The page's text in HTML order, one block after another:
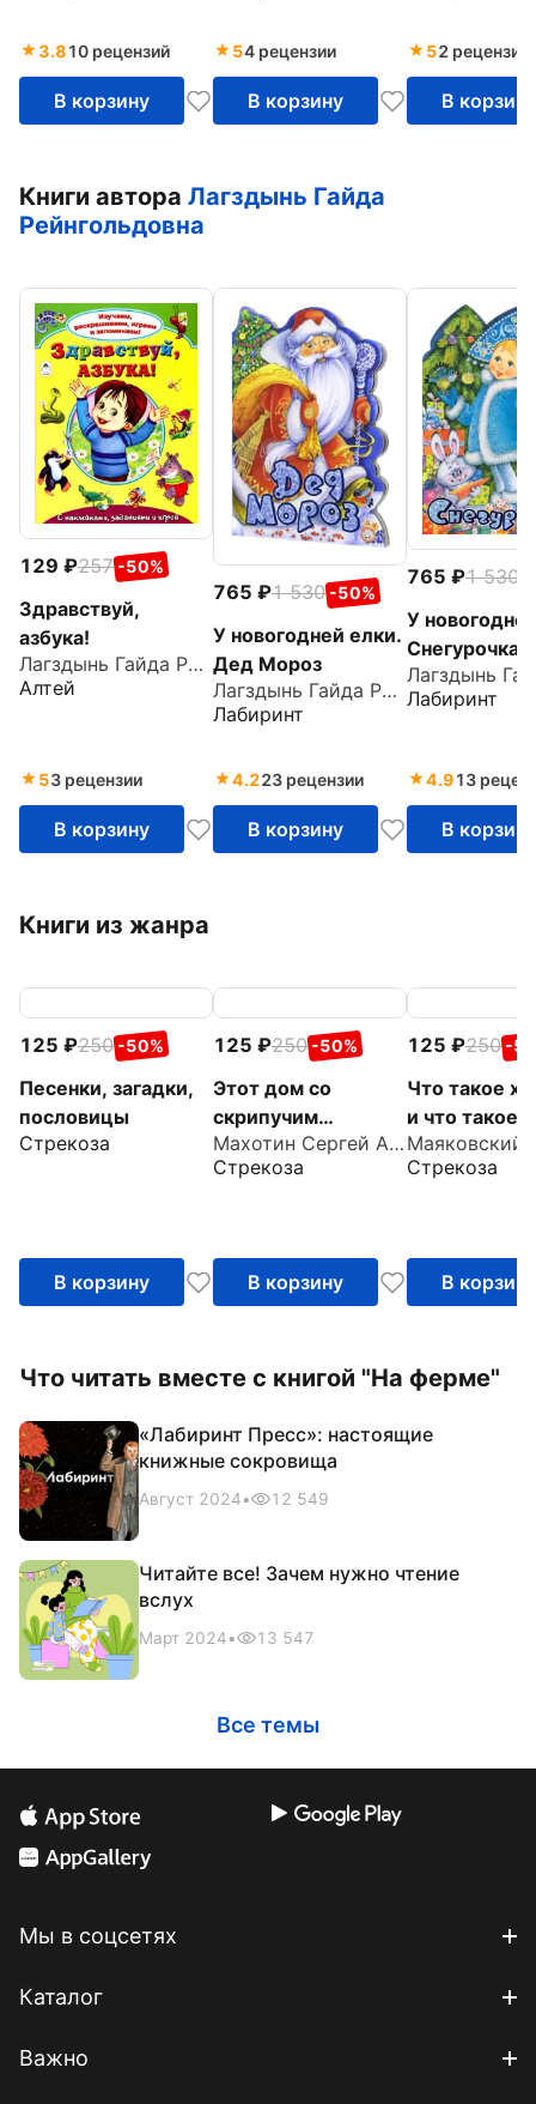
3.810 рецензий
В корзину
54 рецензии
В корзину
52 рецензии
В корзину
Книги автора Лагздынь Гайда
Рейнгольдовна
129 257 -50%
Здравствуй,
азбука!
Лагздынь Гайда Рейнгольдовна
Алтей
53 рецензии
В корзину
765 1 530 -50%
У новогодней елки.
Дед Мороз
Лагздынь Гайда Рейнгольдовна
Лабиринт
4.223 рецензии
В корзину
765 1 530
У
Снегурочка
Лабиринт
4.913
В корзину
Книги из жанра
125 250 -50%
Песенки, загадки,
пословицы
Стрекоза
В корзину
125 250 -50%
Этот дом со
скрипучим
крыльцом
Махотин Сергей Анатольевич
Стрекоза
В корзину
125 250 -
Что такое
и что такое
Стрекоза
В корзину
Что читать вместе с книгой "На ферме"
«Лабиринт Пресс»: настоящие
книжные сокровища
Август 2024• 12 549
Читайте все! Зачем нужно чтение
вслух
Март 2024• 13 547
Все темы
Мы в соцсетях
Каталог
Важно